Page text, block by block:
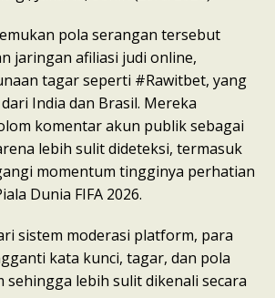
pola serangan tersebut
jaringan afiliasi judi online,
tagar seperti #Rawitbet, yang
India dan Brasil. Mereka
komentar akun publik sebagai
lebih sulit dideteksi, termasuk
momentum tingginya perhatian
Dunia FIFA 2026.
sistem moderasi platform, para
kata kunci, tagar, dan pola
sehingga lebih sulit dikenali secara